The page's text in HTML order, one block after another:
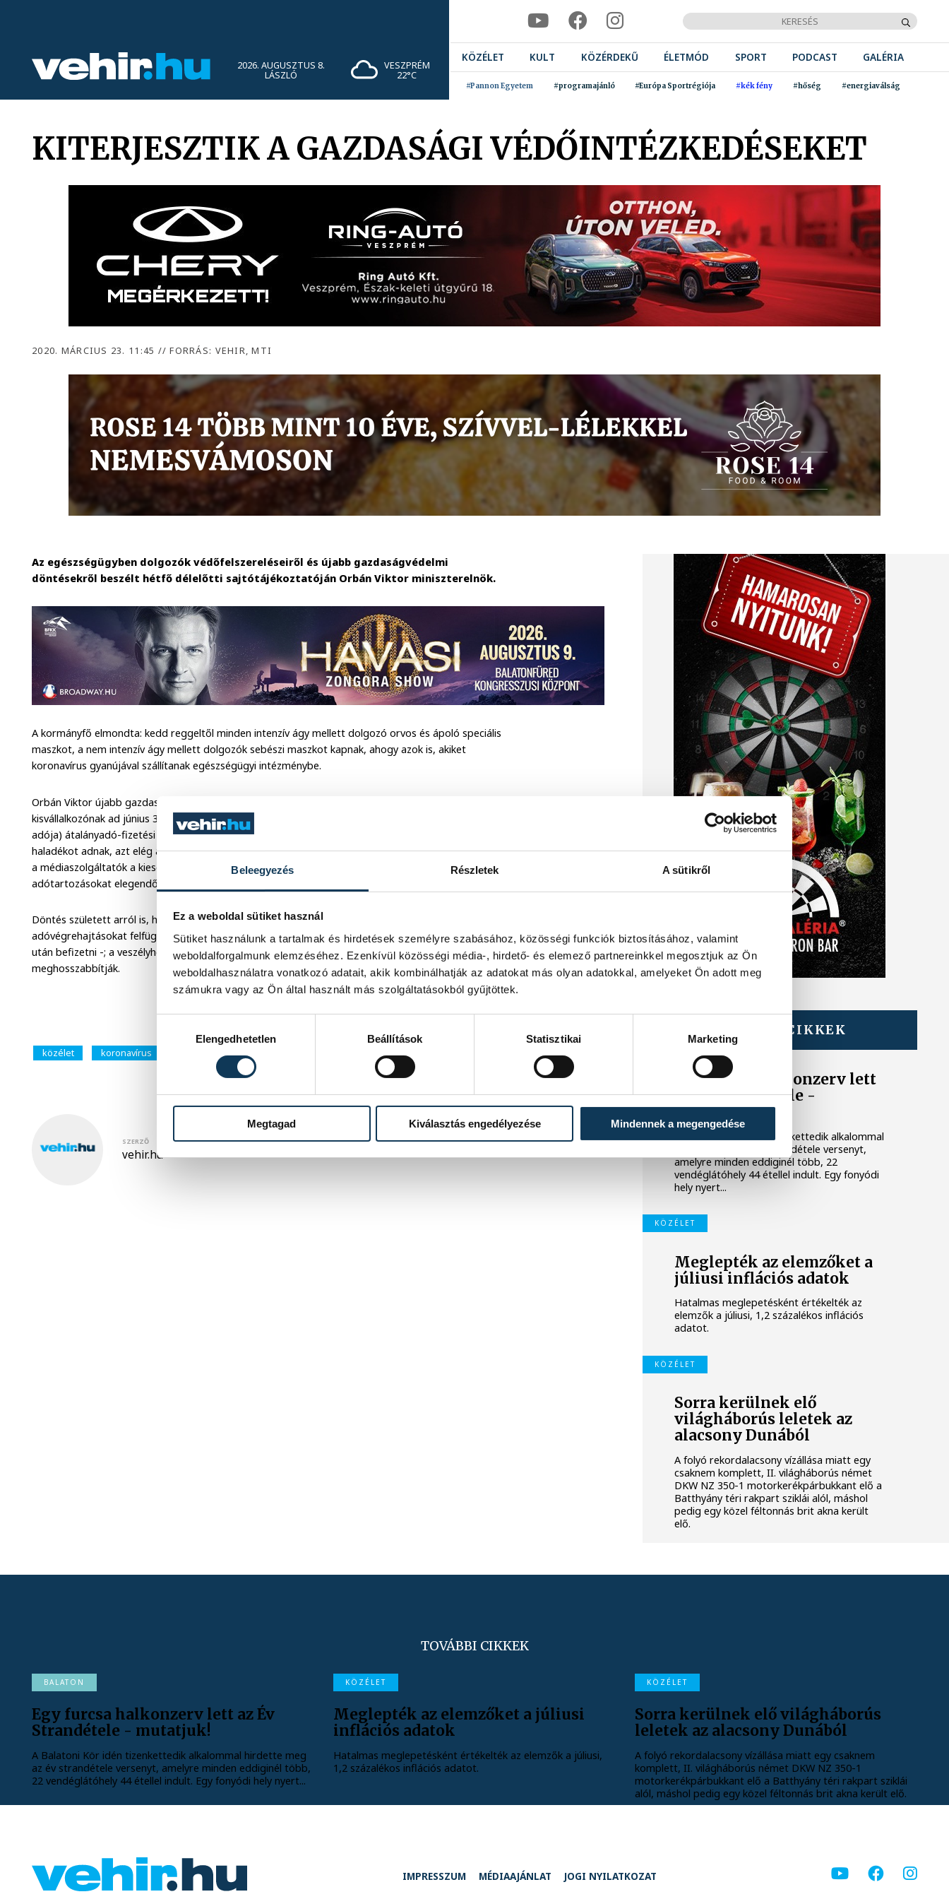
Beleegyezés Részletek A sütikről
Ez a weboldal sütiket használ
Sütiket használunk a tartalmak és hirdetések személyre szabásához, közösségi funkciók biztosításához, valamint
weboldalforgalmunk elemzéséhez. Ezenkívül közösségi média-, hirdető- és elemező partnereinkkel megosztjuk az Ön
weboldalhasználatra vonatkozó adatait, akik kombinálhatják az adatokat más olyan adatokkal, amelyeket Ön adott meg
számukra vagy az Ön által használt más szolgáltatásokból gyűjtöttek.
Elengedhetetlen
Beállítások Statisztikai Marketing
Megtagad Kiválasztás engedélyezése Mindennek a megengedése
2026. AUGUSZTUS 8.
LÁSZLÓ
VESZPRÉM
22°C
KÖZÉLET KULT KÖZÉRDEKŰ ÉLETMÓD SPORT PODCAST GALÉRIA
#Pannon Egyetem #programajánló #Európa Sportrégiója #kék fény #hőség #energiaválság
KITERJESZTIK A GAZDASÁGI VÉDŐINTÉZKEDÉSEKET
2020. MÁRCIUS 23. 11:45 // FORRÁS: VEHIR, MTI
Az egészségügyben dolgozók védőfelszereléseiről és újabb gazdaságvédelmi
döntésekről beszélt hétfő délelőtti sajtótájékoztatóján Orbán Viktor miniszterelnök.
A kormányfő elmondta: kedd reggeltől minden intenzív ágy mellett dolgozó orvos és ápoló speciális
maszkot, a nem intenzív ágy mellett dolgozók sebészi maszkot kapnak, ahogy azok is, akiket
koronavírus gyanújával szállítanak egészségügyi intézménybe.
Orbán Viktor újabb gazdasági intézkedésekről is beszámolt. A taxisok után további 81 480
kisvállalkozónak ad június 30-ig mentességet a kormány a kata (kisadózó vállalkozások tételes
adója) átalányadó-fizetési kötelezettsége alól. A március 1. előtt keletkezett KATA adótartozásra
haladékot adnak, azt elég a veszélyhelyzet utáni negyedévben rendezni. Járulékmentességet kapnak
a médiaszolgáltatók a kiesett reklámbevételek miatt. Felfüggesztik a kilakoltatásokat, az
adótartozásokat elegendő lesz a veszélyhelyzet után rendezni.
Döntés született arról is, hogy a kilakoltatásokat és a lefoglalásokat, valamint az
adóvégrehajtásokat felfüggesztik - a fennálló adótartozásokat elég lesz a veszélyhelyzet lejárta
után befizetni -; a veszélyhelyzet alatt lejáró gyes-, gyet- és gyed-jogosultságokat pedig
meghosszabbítják.
közélet koronavírus egészség Orbán Viktor
SZERZŐ
vehir.hu
TOVÁBBI CIKKEK
BALATON
Egy furcsa halkonzerv lett
az Év Strandétele -
mutatjuk!
A Balatoni Kör idén tizenkettedik alkalommal
hirdette meg az év strandétele versenyt,
amelyre minden eddiginél több, 22
vendéglátóhely 44 étellel indult. Egy fonyódi
hely nyert...
KÖZÉLET
Meglepték az elemzőket a
júliusi inflációs adatok
Hatalmas meglepetésként értékelték az
elemzők a júliusi, 1,2 százalékos inflációs
adatot.
KÖZÉLET
Sorra kerülnek elő
világháborús leletek az
alacsony Dunából
A folyó rekordalacsony vízállása miatt egy
csaknem komplett, II. világháborús német
DKW NZ 350-1 motorkerékpárbukkant elő a
Batthyány téri rakpart sziklái alól, máshol
pedig egy közel féltonnás brit akna került
elő.
TOVÁBBI CIKKEK
BALATON
Egy furcsa halkonzerv lett az Év
Strandétele - mutatjuk!
A Balatoni Kör idén tizenkettedik alkalommal hirdette meg
az év strandétele versenyt, amelyre minden eddiginél több,
22 vendéglátóhely 44 étellel indult. Egy fonyódi hely nyert...
KÖZÉLET
Meglepték az elemzőket a júliusi
inflációs adatok
Hatalmas meglepetésként értékelték az elemzők a júliusi,
1,2 százalékos inflációs adatot.
KÖZÉLET
Sorra kerülnek elő világháborús
leletek az alacsony Dunából
A folyó rekordalacsony vízállása miatt egy csaknem
komplett, II. világháborús német DKW NZ 350-1
motorkerékpárbukkant elő a Batthyány téri rakpart sziklái
alól, máshol pedig egy közel féltonnás brit akna került elő.
IMPRESSZUM MÉDIAAJÁNLAT JOGI NYILATKOZAT